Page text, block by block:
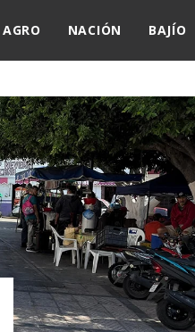
AGRO NACIÓN BAJÍO